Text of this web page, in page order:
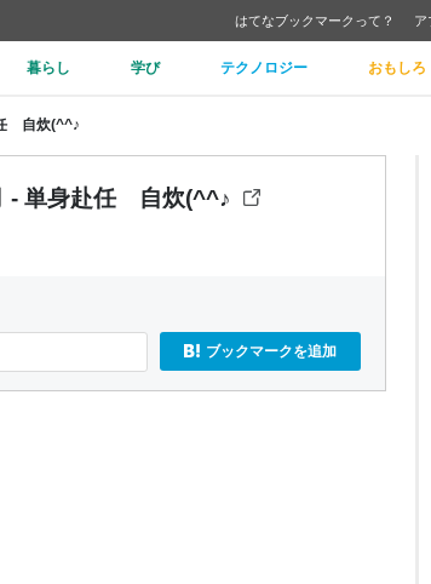
はてなブックマークって？ ア
暮らし 学び テクノロジー おもしろ
自炊(^^♪
単身赴任 自炊(^^♪
ブックマークを追加